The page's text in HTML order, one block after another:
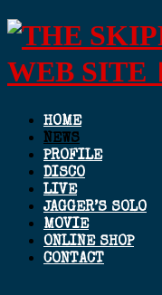
HOME
NEWS
PROFILE
DISCO
LIVE
JAGGER’S SOLO
MOVIE
ONLINE SHOP
CONTACT